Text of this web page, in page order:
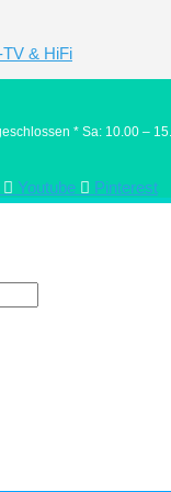
& HiFi
* Sa: 10.00 –
Youtube Pinterest